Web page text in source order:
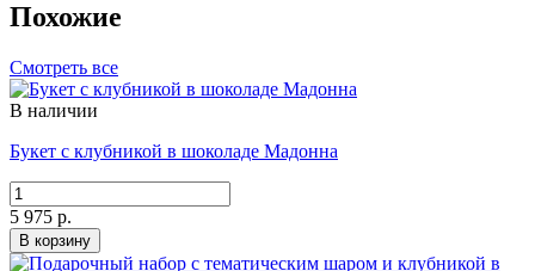
Похожие
Смотреть все
В наличии
Букет с клубникой в шоколаде Мадонна
5 975 р.
В корзину